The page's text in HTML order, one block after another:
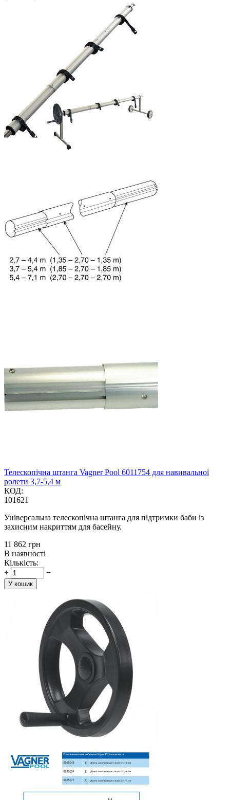
Телескопічна штанга Vagner Pool 6011754 для навивальної
ролети 3,7-5,4 м
КОД:
101621
Універсальна телескопічна штанга для підтримки баби із
захисним накриттям для басейну.
‍11 862‍ грн
В наявності
Кількість:
+
−
У кошик